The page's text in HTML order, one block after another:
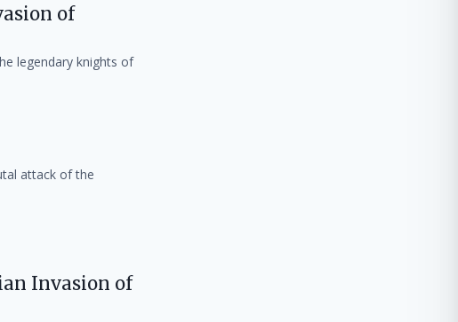
of
legendary knights of
attack of the
Invasion of